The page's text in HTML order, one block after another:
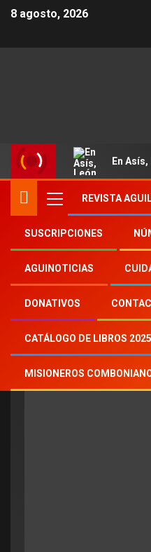
8 agosto, 2026
En
REVISTA
SUSCRIPCIONES
AGUINOTICIAS
DONATIVOS
CATÁLOGO DE LIBROS 2025
MISIONEROS
Inicio Aguinoticias
Sida